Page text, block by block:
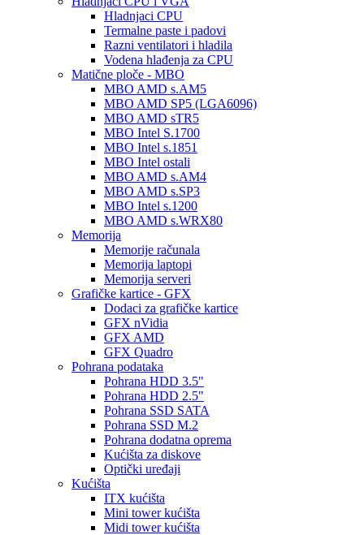
Hladnjaci CPU
Termalne paste i padovi
Razni ventilatori i hladila
Vodena hlađenja za CPU
Matične ploče - MBO
MBO AMD s.AM5
MBO AMD SP5 (LGA6096)
MBO AMD sTR5
MBO Intel S.1700
MBO Intel s.1851
MBO Intel ostali
MBO AMD s.AM4
MBO AMD s.SP3
MBO Intel s.1200
MBO AMD s.WRX80
Memorija
Memorije računala
Memorija laptopi
Memorija serveri
Grafičke kartice - GFX
Dodaci za grafičke kartice
GFX nVidia
GFX AMD
GFX Quadro
Pohrana podataka
Pohrana HDD 3.5"
Pohrana HDD 2.5"
Pohrana SSD SATA
Pohrana SSD M.2
Pohrana dodatna oprema
Kućišta za diskove
Optički uređaji
Kućišta
ITX kućišta
Mini tower kućišta
Midi tower kućišta